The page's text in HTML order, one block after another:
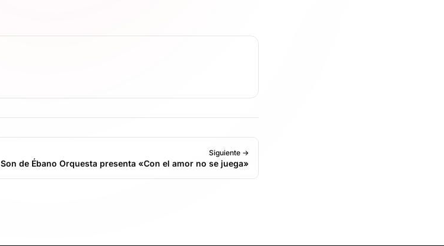
Siguiente →
Son de Ébano Orquesta presenta «Con el amor no se juega»